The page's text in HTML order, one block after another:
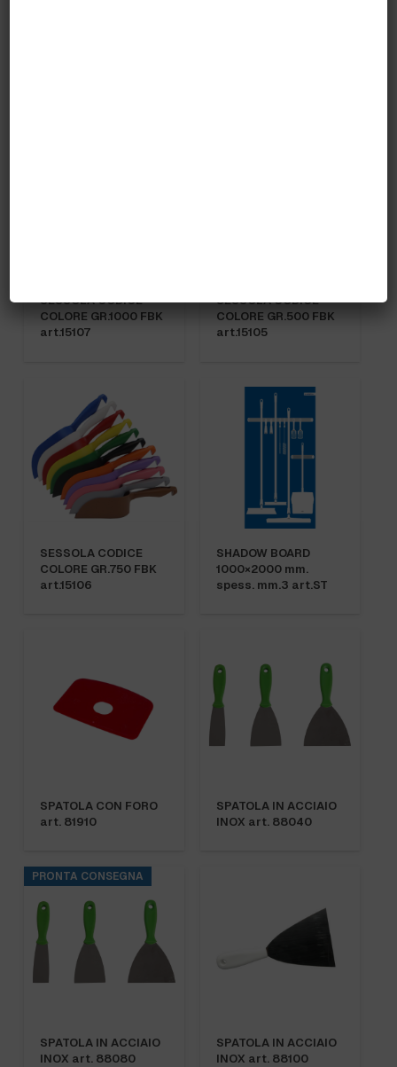
SESSOLA CODICE
COLORE GR.1000 FBK
art.15107
SESSOLA CODICE
COLORE GR.500 FBK
art.15105
SESSOLA CODICE
COLORE GR.750 FBK
art.15106
SHADOW BOARD
1000×2000 mm.
spess. mm.3 art.ST
SPATOLA CON FORO
art. 81910
SPATOLA IN ACCIAIO
INOX art. 88040
PRONTA CONSEGNA
SPATOLA IN ACCIAIO
INOX art. 88080
SPATOLA IN ACCIAIO
INOX art. 88100